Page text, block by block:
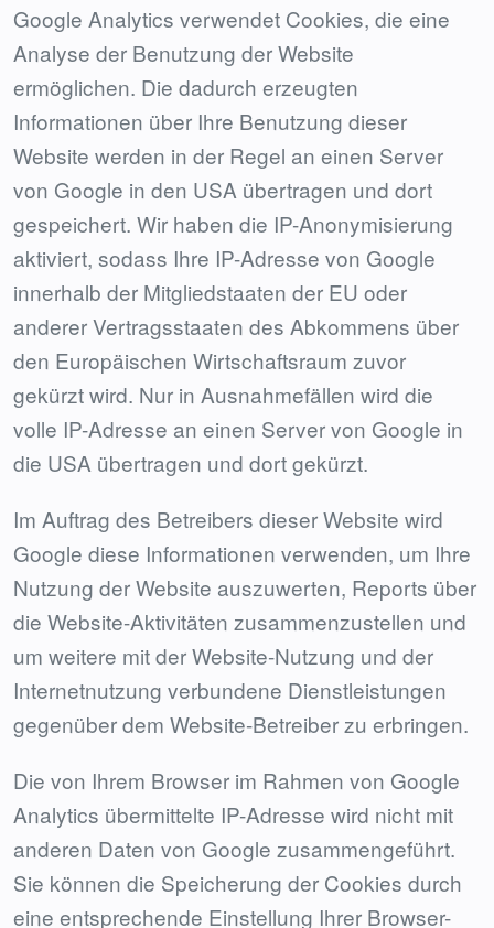
Google Analytics verwendet Cookies, die eine
Analyse der Benutzung der Website
ermöglichen. Die dadurch erzeugten
Informationen über Ihre Benutzung dieser
Website werden in der Regel an einen Server
von Google in den USA übertragen und dort
gespeichert. Wir haben die IP-Anonymisierung
aktiviert, sodass Ihre IP-Adresse von Google
innerhalb der Mitgliedstaaten der EU oder
anderer Vertragsstaaten des Abkommens über
den Europäischen Wirtschaftsraum zuvor
gekürzt wird. Nur in Ausnahmefällen wird die
volle IP-Adresse an einen Server von Google in
die USA übertragen und dort gekürzt.
Im Auftrag des Betreibers dieser Website wird
Google diese Informationen verwenden, um Ihre
Nutzung der Website auszuwerten, Reports über
die Website-Aktivitäten zusammenzustellen und
um weitere mit der Website-Nutzung und der
Internetnutzung verbundene Dienstleistungen
gegenüber dem Website-Betreiber zu erbringen.
Die von Ihrem Browser im Rahmen von Google
Analytics übermittelte IP-Adresse wird nicht mit
anderen Daten von Google zusammengeführt.
Sie können die Speicherung der Cookies durch
eine entsprechende Einstellung Ihrer Browser-